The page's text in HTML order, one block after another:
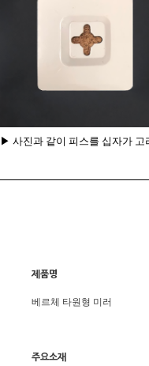
▶ 사진과 같이 피스를 십자가
제품명
베르체 타원형 미러
주요소재